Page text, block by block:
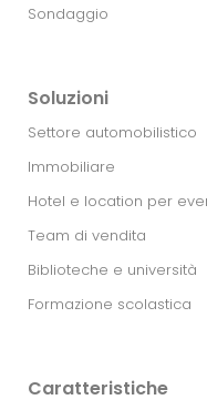
Sondaggio
Soluzioni
Settore automobilistico
Immobiliare
Hotel e location per
Team di vendita
Biblioteche e università
Formazione scolastica
Caratteristiche